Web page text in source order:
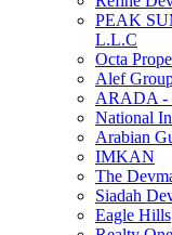
PEAK
L.L.C
Octa
Alef
ARADA -
National
Arabian
IMKAN
The
Siadah
Eagle Hills